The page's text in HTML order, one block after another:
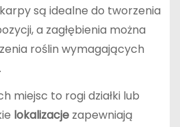
są idealne do tworzenia
a zagłębienia można
roślin wymagających
miejsc to rogi działki lub
lokalizacjezapewniają